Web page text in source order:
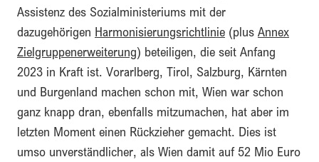
Assistenz des Sozialministeriums mit der
dazugehörigen Harmonisierungsrichtlinie (plus Annex
Zielgruppenerweiterung) beteiligen, die seit Anfang
2023 in Kraft ist. Vorarlberg, Tirol, Salzburg, Kärnten
und Burgenland machen schon mit, Wien war schon
ganz knapp dran, ebenfalls mitzumachen, hat aber im
letzten Moment einen Rückzieher gemacht. Dies ist
umso unverständlicher, als Wien damit auf 52 Mio Euro